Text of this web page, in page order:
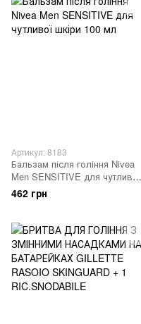
Артикул: 8183
Бальзам після гоління Nivea
Men SENSITIVE для чутливої
шкіри 100 мл
462 грн